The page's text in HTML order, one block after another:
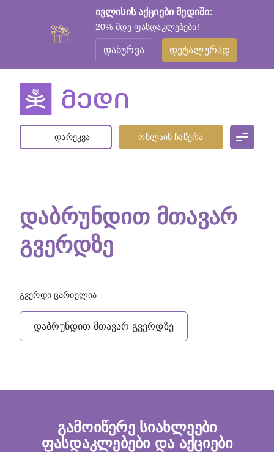
ივლისის აქციები მედიში:
20%-მდე ფასდაკლებები!
დახურვა დეტალურად
დარეკვა ონლაინ ჩაწერა
ᲓᲐᲑᲠᲣᲜᲓᲘᲗ ᲛᲗᲐᲕᲐᲠ
ᲒᲕᲔᲠᲓᲖᲔ
გვერდი ცარიელია
დაბრუნდით მთავარ გვერდზე
გამოიწერე სიახლეები
ფასდაკლებები და აქციები